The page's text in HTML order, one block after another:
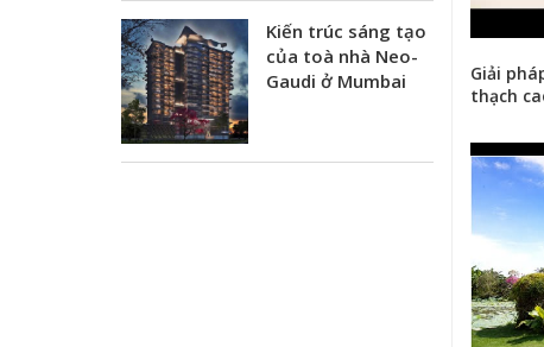
Giải
thạch
Kiến trúc sáng tạo
của toà nhà Neo-
Gaudi ở Mumbai